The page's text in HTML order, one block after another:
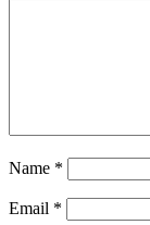
Name *
Email *